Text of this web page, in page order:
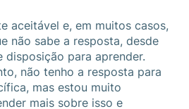
aceitável e, em muitos casos,
não sabe a resposta, desde
disposição para aprender.
não tenho a resposta para
mas estou muito
mais sobre isso e